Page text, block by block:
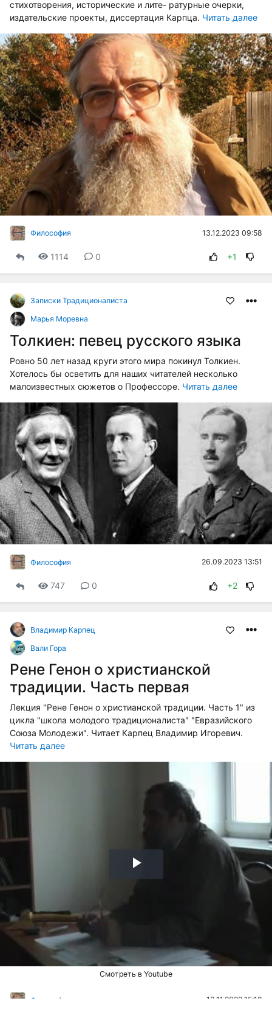
стихотворения, исторические и лите- ратурные очерки,
издательские проекты, диссертация Карпца. Читать далее
Философия 13.12.2023 09:58
1114 0 +1
Записки Традиционалиста
Марья Моревна
Толкиен: певец русского языка
Ровно 50 лет назад круги этого мира покинул Толкиен.
Хотелось бы осветить для наших читателей несколько
малоизвестных сюжетов о Профессоре. Читать далее
Философия 26.09.2023 13:51
747 0 +2
Владимир Карпец
Вали Гора
Рене Генон о христианской
традиции. Часть первая
Лекция "Рене Генон о христианской традиции. Часть 1" из
цикла "школа молодого традиционалиста" "Евразийского
Союза Молодежи". Читает Карпец Владимир Игоревич.
Читать далее
Воспроизвести
Смотреть в Youtube
Философия 13.11.2022 15:18